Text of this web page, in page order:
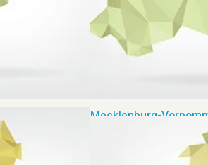
Mecklenburg-